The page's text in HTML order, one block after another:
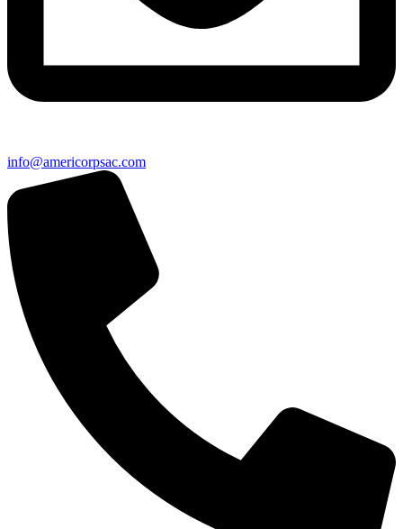
info@americorpsac.com